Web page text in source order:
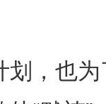
，也为